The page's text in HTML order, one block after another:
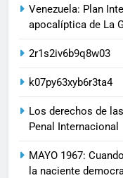
Venezuela: Plan
apocalíptica de La
2r1s2iv6b9q8w03
k07py63xyb6r3ta4
Los derechos de
Penal Internacional
MAYO 1967:
la naciente